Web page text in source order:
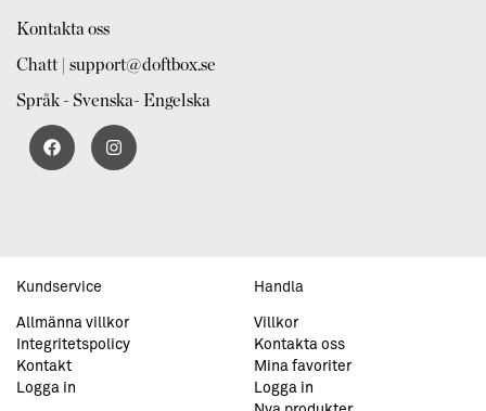
Kontakta oss
Chatt | support@doftbox.se
Språk - Svenska- Engelska
Kundservice
Allmänna villkor
Integritetspolicy
Kontakt
Logga in
Handla
Villkor
Kontakta oss
Mina favoriter
Logga in